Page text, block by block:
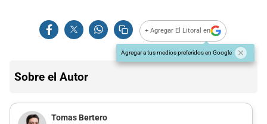
+ Agregar El Litoral en
Agregar a tus medios preferidos en Google
Sobre el Autor
Tomas Bertero